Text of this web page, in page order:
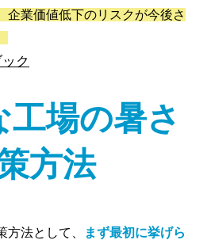
企業価値低下のリスクが今後さ
工場の暑さ
方法
法として、
まず最初に挙げら